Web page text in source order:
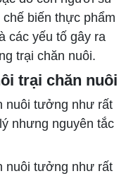
biến thực phẩm
các yếu tố gây ra
trại chăn nuôi.
trại chăn nuôi
tưởng như rất
nhưng nguyên tắc
tưởng như rất